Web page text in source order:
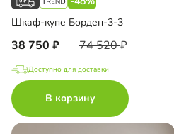
Шкаф-купе Борден-3-3
38 750 74 520
Доступно для доставки
В корзину